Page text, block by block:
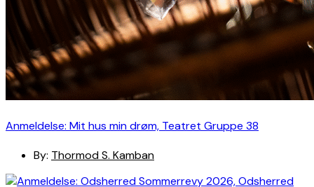
Anmeldelse: Mit hus min drøm, Teatret Gruppe 38
By: Thormod S. Kamban